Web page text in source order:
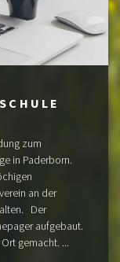
zum
in Paderborn.
an der
Der
aufgebaut.
gemacht. ...